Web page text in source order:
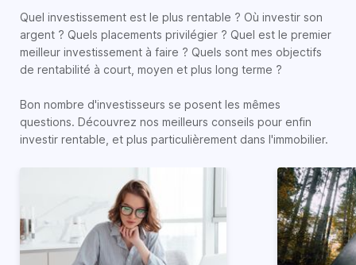
Quel investissement est le plus rentable ? Où investir son
argent ? Quels placements privilégier ? Quel est le premier
meilleur investissement à faire ? Quels sont mes objectifs
de rentabilité à court, moyen et plus long terme ?
Bon nombre d'investisseurs se posent les mêmes
questions. Découvrez nos meilleurs conseils pour enfin
investir rentable, et plus particulièrement dans l'immobilier.